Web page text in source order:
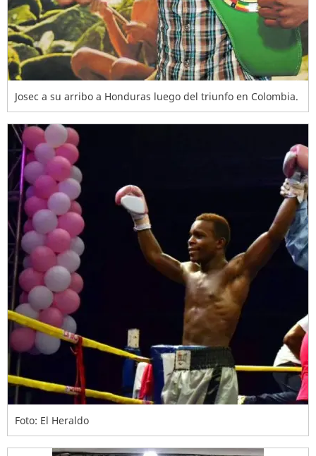
Josec a su arribo a Honduras luego del triunfo en Colombia.
Foto: El Heraldo